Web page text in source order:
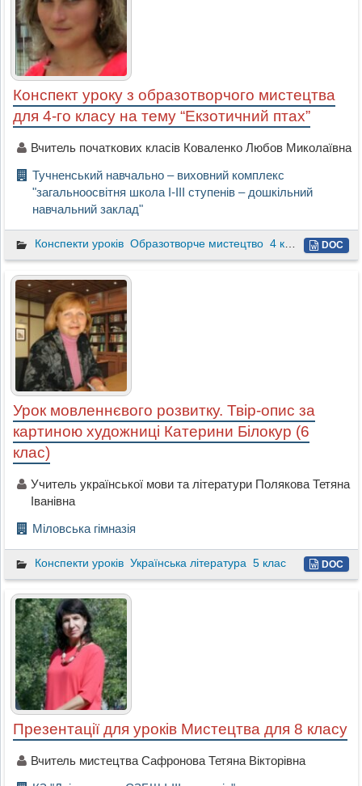
Конспект уроку з образотворчого мистецтва
для 4-го класу на тему “Екзотичний птах”
Вчитель початкових класів Коваленко Любов Миколаївна
Тучненський навчально – виховний комплекс
"загальноосвітня школа І-ІІІ ступенів – дошкільний
навчальний заклад"
Конспекти уроків Образотворче мистецтво 4 клас DOC
Урок мовленнєвого розвитку. Твір-опис за
картиною художниці Катерини Білокур (6
клас)
Учитель української мови та літератури Полякова Тетяна
Іванівна
Міловська гімназія
Конспекти уроків Українська література 5 клас DOC
Презентації для уроків Мистецтва для 8 класу
Вчитель мистецтва Сафронова Тетяна Вікторівна